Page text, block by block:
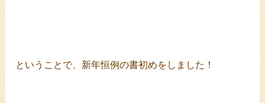
ということで、新年恒例の書初めをしました！